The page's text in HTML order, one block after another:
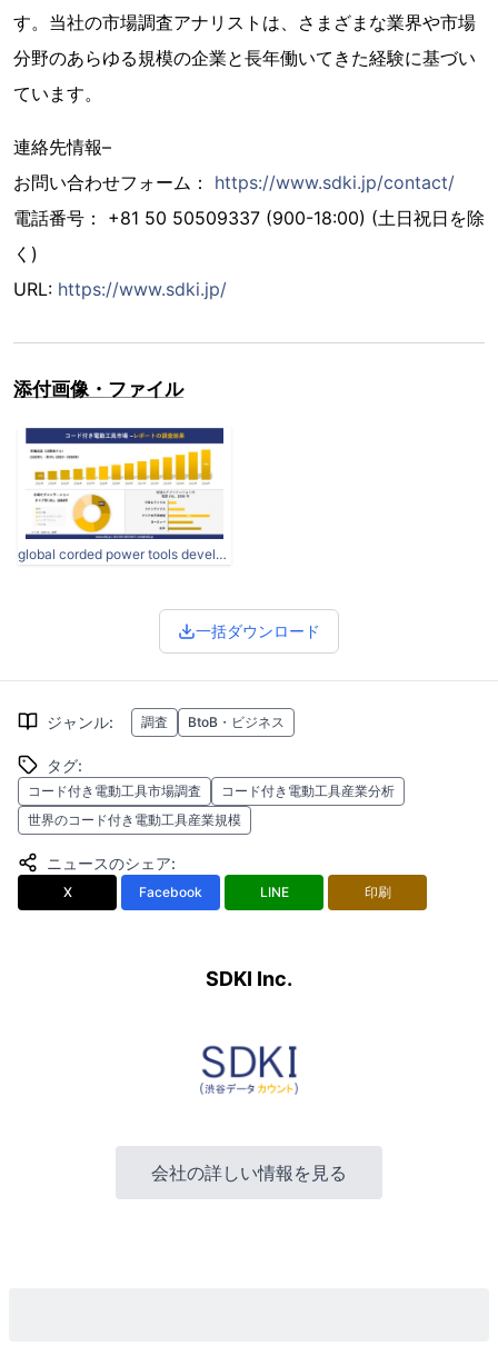
す。当社の市場調査アナリストは、さまざまな業界や市場
分野のあらゆる規模の企業と長年働いてきた経験に基づい
ています。
連絡先情報–
お問い合わせフォーム： https://www.sdki.jp/contact/
電話番号： +81 50 50509337 (900-18:00) (土日祝日を除
く)
URL: https://www.sdki.jp/
添付画像・ファイル
global corded power tools development overview report.jpg
一括ダウンロード
ジャンル: 調査 BtoB・ビジネス
タグ:
コード付き電動工具市場調査
コード付き電動工具産業分析
世界のコード付き電動工具産業規模
ニュースのシェア:
X Facebook LINE 印刷
SDKI Inc.
会社の詳しい情報を見る